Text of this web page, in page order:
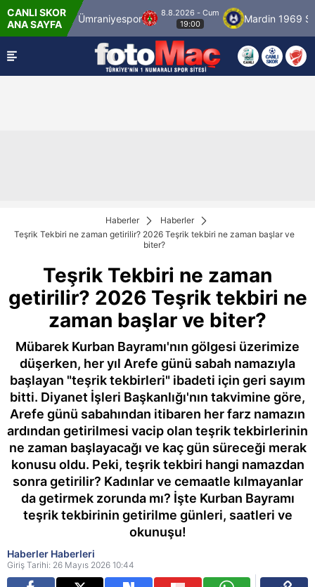
CANLI SKOR
ANA SAYFAÜmraniyespor
8.8.2026 - Cum
19:00
Mardin 1969 Spor
Haberler
Haberler
Teşrik Tekbiri ne zaman getirilir? 2026 Teşrik tekbiri ne zaman başlar ve
biter?
Teşrik Tekbiri ne zaman
getirilir? 2026 Teşrik tekbiri ne
zaman başlar ve biter?
Mübarek Kurban Bayramı'nın gölgesi üzerimize
düşerken, her yıl Arefe günü sabah namazıyla
başlayan "teşrik tekbirleri" ibadeti için geri sayım
bitti. Diyanet İşleri Başkanlığı'nın takvimine göre,
Arefe günü sabahından itibaren her farz namazın
ardından getirilmesi vacip olan teşrik tekbirlerinin
ne zaman başlayacağı ve kaç gün süreceği merak
konusu oldu. Peki, teşrik tekbiri hangi namazdan
sonra getirilir? Kadınlar ve cemaatle kılmayanlar
da getirmek zorunda mı? İşte Kurban Bayramı
teşrik tekbirinin getirilme günleri, saatleri ve
okunuşu!
Haberler Haberleri
Giriş Tarihi: 26 Mayıs 2026 10:44